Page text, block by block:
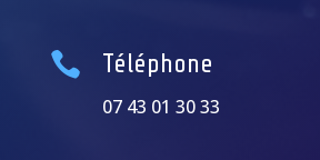
 Téléphone
07 43 01 30 33